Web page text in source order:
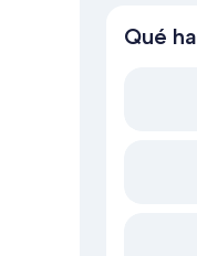
Qué